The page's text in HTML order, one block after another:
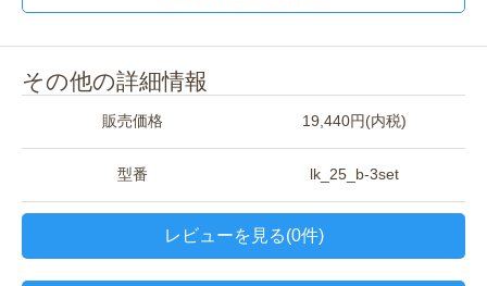
その他の詳細情報
販売価格 19,440円(内税)
型番 lk_25_b-3set
レビューを見る(0件)